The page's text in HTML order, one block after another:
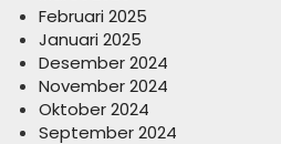
Februari 2025
Januari 2025
Desember 2024
November 2024
Oktober 2024
September 2024